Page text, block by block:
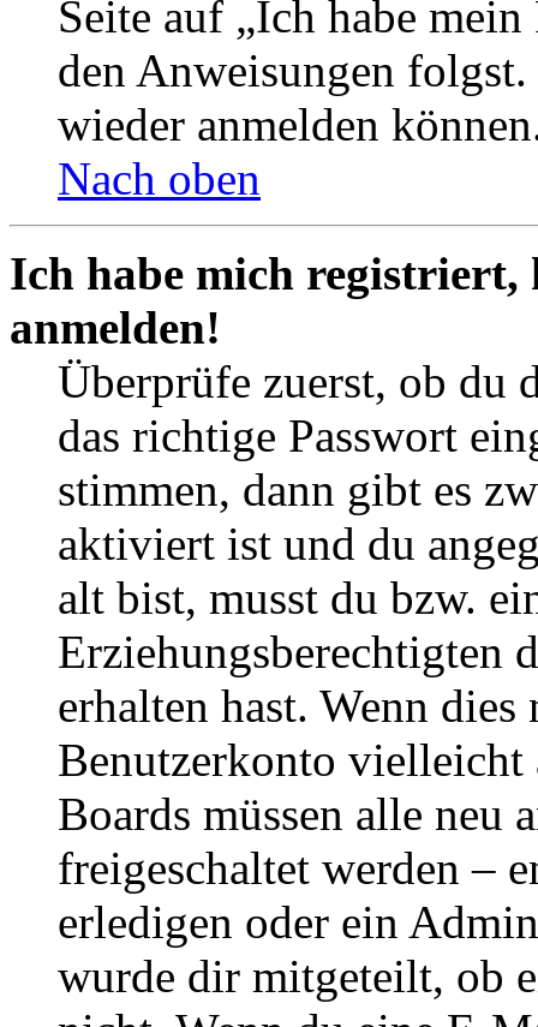
Seite auf „Ich habe
den Anweisungen
wieder anmelden
Nach oben
Ich habe mich
anmelden!
Überprüfe zuerst, ob du
das richtige Passwort
stimmen, dann gibt es
aktiviert ist und du
alt bist, musst du bzw.
Erziehungsberechtigten
erhalten hast. Wenn
Benutzerkonto
Boards müssen alle neu
freigeschaltet werden –
erledigen oder ein
wurde dir mitgeteilt, ob